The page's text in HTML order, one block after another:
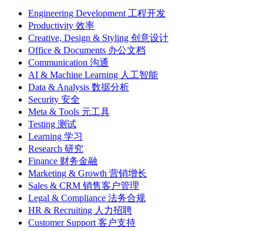
Engineering Development 工程开发
Productivity 效率
Creative, Design & Styling 创意设计
Office & Documents 办公文档
Communication 沟通
AI & Machine Learning 人工智能
Data & Analysis 数据分析
Security 安全
Meta & Tools 元工具
Testing 测试
Learning 学习
Research 研究
Finance 财务金融
Marketing & Growth 营销增长
Sales & CRM 销售客户管理
Legal & Compliance 法务合规
HR & Recruiting 人力招聘
Customer Support 客户支持